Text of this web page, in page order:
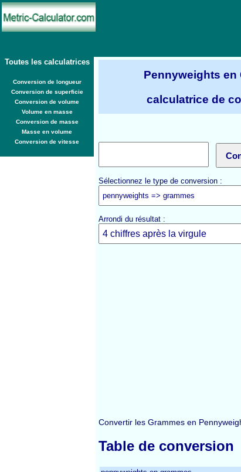
Toutes les calculatrices
Conversion de longueur
Conversion de superficie
Conversion de volume
Volume en masse
Conversion de masse
Masse en volume
Conversion de vitesse
Pennyweights en
calculatrice de
Sélectionnez le type de conversion :
Arrondi du résultat :
Convertir les Grammes en
Table de conversion